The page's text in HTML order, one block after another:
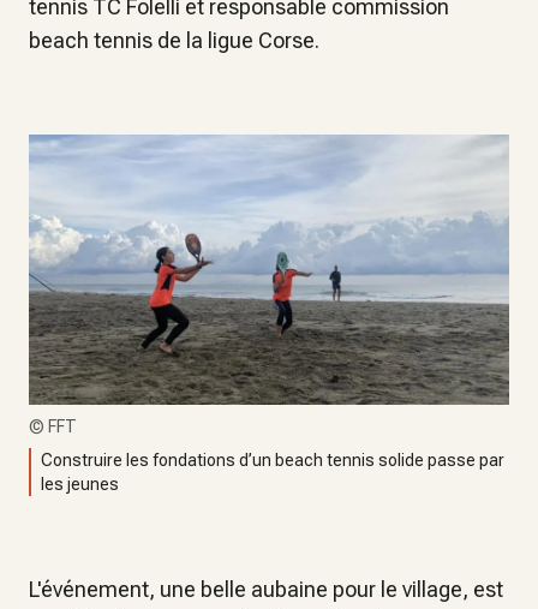
tennis TC Folelli et responsable commission
beach tennis de la ligue Corse.
© FFT
Construire les fondations d’un beach tennis solide passe par
les jeunes
L'événement, une belle aubaine pour le village, est